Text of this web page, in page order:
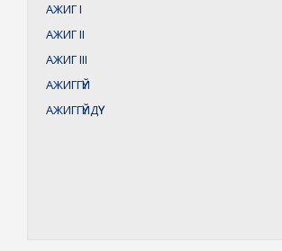
АЖИГI
АЖИГII
АЖИГIII
АЖИГГҮЙ
АЖИГГҮЙДҮҮ